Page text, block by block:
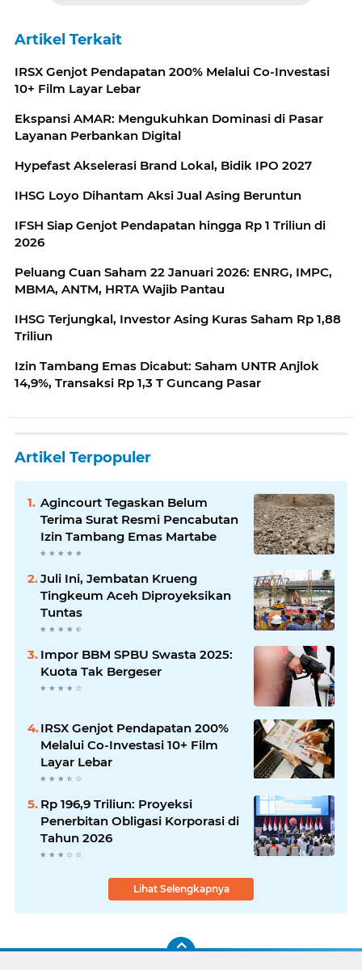
Artikel Terkait
IRSX Genjot Pendapatan 200% Melalui Co-Investasi
10+ Film Layar Lebar
Ekspansi AMAR: Mengukuhkan Dominasi di Pasar
Layanan Perbankan Digital
Hypefast Akselerasi Brand Lokal, Bidik IPO 2027
IHSG Loyo Dihantam Aksi Jual Asing Beruntun
IFSH Siap Genjot Pendapatan hingga Rp 1 Triliun di
2026
Peluang Cuan Saham 22 Januari 2026: ENRG, IMPC,
MBMA, ANTM, HRTA Wajib Pantau
IHSG Terjungkal, Investor Asing Kuras Saham Rp 1,88
Triliun
Izin Tambang Emas Dicabut: Saham UNTR Anjlok
14,9%, Transaksi Rp 1,3 T Guncang Pasar
Artikel Terpopuler
Agincourt Tegaskan Belum
Terima Surat Resmi Pencabutan
Izin Tambang Emas Martabe
Juli Ini, Jembatan Krueng
Tingkeum Aceh Diproyeksikan
Tuntas
Impor BBM SPBU Swasta 2025:
Kuota Tak Bergeser
IRSX Genjot Pendapatan 200%
Melalui Co-Investasi 10+ Film
Layar Lebar
Rp 196,9 Triliun: Proyeksi
Penerbitan Obligasi Korporasi di
Tahun 2026
Lihat Selengkapnya